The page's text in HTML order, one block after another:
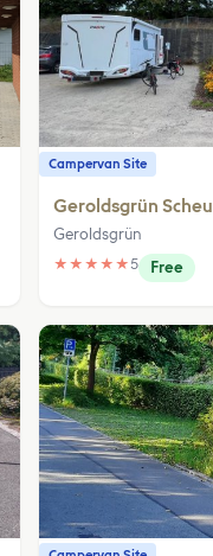
Campervan Site
Geroldsgrün
Geroldsgrün
★ ★ ★ ★ ★5 Free